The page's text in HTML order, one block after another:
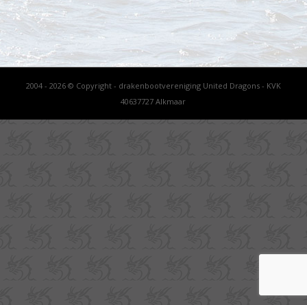
2004 - 2026 © Copyright - drakenbootvereniging United Dragons - KVK
40637727 Alkmaar